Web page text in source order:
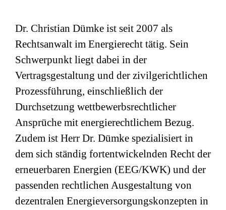
Dr. Christian Dümke ist seit 2007 als
Rechtsanwalt im Energierecht tätig. Sein
Schwerpunkt liegt dabei in der
Vertragsgestaltung und der zivilgerichtlichen
Prozessführung, einschließlich der
Durchsetzung wettbewerbsrechtlicher
Ansprüche mit energierechtlichem Bezug.
Zudem ist Herr Dr. Dümke spezialisiert in
dem sich ständig fortentwickelnden Recht der
erneuerbaren Energien (EEG/KWK) und der
passenden rechtlichen Ausgestaltung von
dezentralen Energieversorgungskonzepten in